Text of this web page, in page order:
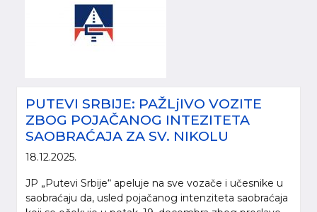
PUTEVI SRBIJE: PAŽLjIVO VOZITE
ZBOG POJAČANOG INTEZITETA
SAOBRAĆAJA ZA SV. NIKOLU
18.12.2025.
JP „Putevi Srbije“ apeluje na sve vozače i učesnike u
saobraćaju da, usled pojačanog intenziteta saobraćaja